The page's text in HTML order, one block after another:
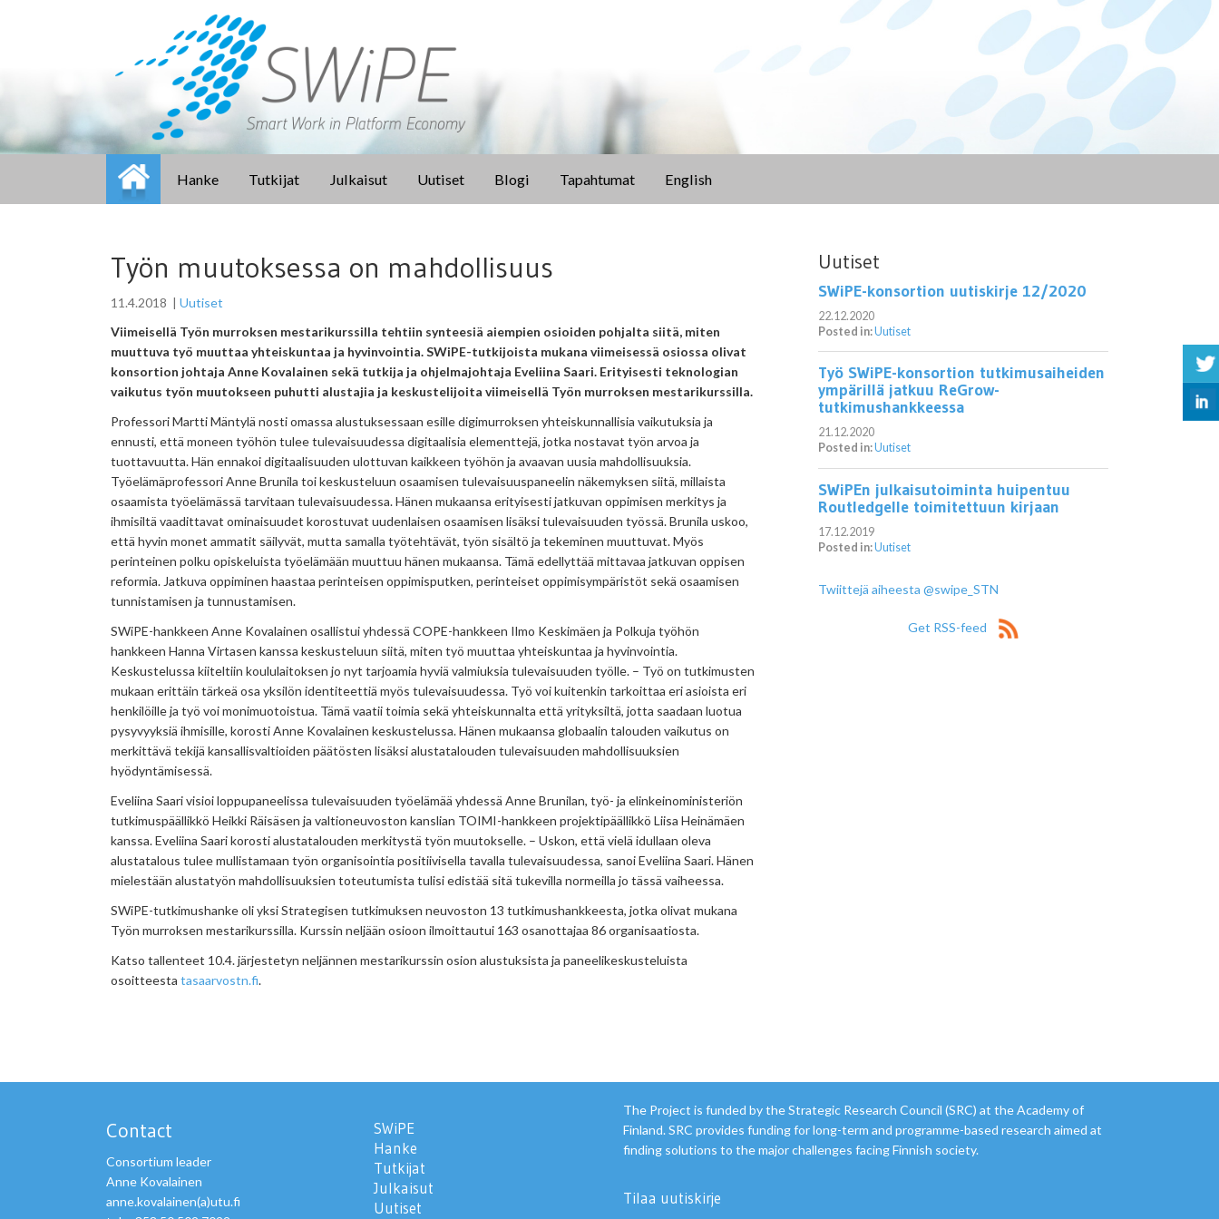
Hanke Tutkijat Julkaisut Uutiset Blogi Tapahtumat English
Työn muutoksessa on mahdollisuus
11.4.2018 | Uutiset
Viimeisellä Työn murroksen mestarikurssilla tehtiin synteesiä aiempien osioiden pohjalta siitä, miten
muuttuva työ muuttaa yhteiskuntaa ja hyvinvointia. SWiPE-tutkijoista mukana viimeisessä osiossa olivat
konsortion johtaja Anne Kovalainen sekä tutkija ja ohjelmajohtaja Eveliina Saari. Erityisesti teknologian
vaikutus työn muutokseen puhutti alustajia ja keskustelijoita viimeisellä Työn murroksen mestarikurssilla.
Professori Martti Mäntylä nosti omassa alustuksessaan esille digimurroksen yhteiskunnallisia vaikutuksia ja
ennusti, että moneen työhön tulee tulevaisuudessa digitaalisia elementtejä, jotka nostavat työn arvoa ja
tuottavuutta. Hän ennakoi digitaalisuuden ulottuvan kaikkeen työhön ja avaavan uusia mahdollisuuksia.
Työelämäprofessori Anne Brunila toi keskusteluun osaamisen tulevaisuuspaneelin näkemyksen siitä, millaista
osaamista työelämässä tarvitaan tulevaisuudessa. Hänen mukaansa erityisesti jatkuvan oppimisen merkitys ja
ihmisiltä vaadittavat ominaisuudet korostuvat uudenlaisen osaamisen lisäksi tulevaisuuden työssä. Brunila uskoo,
että hyvin monet ammatit säilyvät, mutta samalla työtehtävät, työn sisältö ja tekeminen muuttuvat. Myös
perinteinen polku opiskeluista työelämään muuttuu hänen mukaansa. Tämä edellyttää mittavaa jatkuvan oppisen
reformia. Jatkuva oppiminen haastaa perinteisen oppimisputken, perinteiset oppimisympäristöt sekä osaamisen
tunnistamisen ja tunnustamisen.
SWiPE-hankkeen Anne Kovalainen osallistui yhdessä COPE-hankkeen Ilmo Keskimäen ja Polkuja työhön
hankkeen Hanna Virtasen kanssa keskusteluun siitä, miten työ muuttaa yhteiskuntaa ja hyvinvointia.
Keskustelussa kiiteltiin koululaitoksen jo nyt tarjoamia hyviä valmiuksia tulevaisuuden työlle. – Työ on tutkimusten
mukaan erittäin tärkeä osa yksilön identiteettiä myös tulevaisuudessa. Työ voi kuitenkin tarkoittaa eri asioista eri
henkilöille ja työ voi monimuotoistua. Tämä vaatii toimia sekä yhteiskunnalta että yrityksiltä, jotta saadaan luotua
pysyvyyksiä ihmisille, korosti Anne Kovalainen keskustelussa. Hänen mukaansa globaalin talouden vaikutus on
merkittävä tekijä kansallisvaltioiden päätösten lisäksi alustatalouden tulevaisuuden mahdollisuuksien
hyödyntämisessä.
Eveliina Saari visioi loppupaneelissa tulevaisuuden työelämää yhdessä Anne Brunilan, työ- ja elinkeinoministeriön
tutkimuspäällikkö Heikki Räisäsen ja valtioneuvoston kanslian TOIMI-hankkeen projektipäällikkö Liisa Heinämäen
kanssa. Eveliina Saari korosti alustatalouden merkitystä työn muutokselle. – Uskon, että vielä idullaan oleva
alustatalous tulee mullistamaan työn organisointia positiivisella tavalla tulevaisuudessa, sanoi Eveliina Saari. Hänen
mielestään alustatyön mahdollisuuksien toteutumista tulisi edistää sitä tukevilla normeilla jo tässä vaiheessa.
SWiPE-tutkimushanke oli yksi Strategisen tutkimuksen neuvoston 13 tutkimushankkeesta, jotka olivat mukana
Työn murroksen mestarikurssilla. Kurssin neljään osioon ilmoittautui 163 osanottajaa 86 organisaatiosta.
Katso tallenteet 10.4. järjestetyn neljännen mestarikurssin osion alustuksista ja paneelikeskusteluista
osoitteesta tasaarvostn.fi.
Uutiset
SWiPE-konsortion uutiskirje 12/2020
22.12.2020
Posted in:Uutiset
Työ SWiPE-konsortion tutkimusaiheiden
ympärillä jatkuu ReGrow-
tutkimushankkeessa
21.12.2020
Posted in:Uutiset
SWiPEn julkaisutoiminta huipentuu
Routledgelle toimitettuun kirjaan
17.12.2019
Posted in:Uutiset
Twiittejä aiheesta @swipe_STN
Get RSS-feed
Contact
Consortium leader
Anne Kovalainen
anne.kovalainen(a)utu.fi
SWiPE
Hanke
Tutkijat
Julkaisut
Uutiset
The Project is funded by the Strategic Research Council (SRC) at the Academy of
Finland. SRC provides funding for long-term and programme-based research aimed at
finding solutions to the major challenges facing Finnish society.
Tilaa uutiskirje